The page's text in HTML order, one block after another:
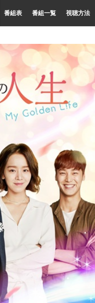
番組表 番組一覧 視聴方法